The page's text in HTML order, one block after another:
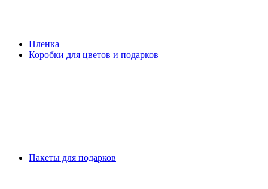
Плeнка
Коробки для цветов и подарков
Пакеты для подарков